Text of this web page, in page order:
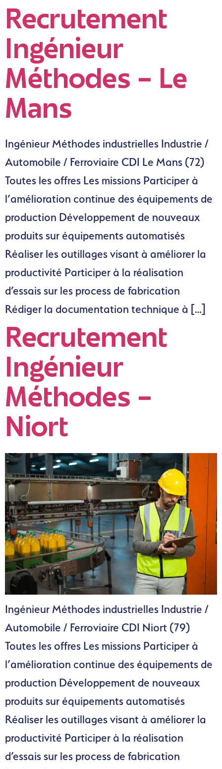
Recrutement
Ingénieur
Méthodes – Le
Mans
Ingénieur Méthodes industrielles Industrie /
Automobile / Ferroviaire CDI Le Mans (72)
Toutes les offres Les missions Participer à
l’amélioration continue des équipements de
production Développement de nouveaux
produits sur équipements automatisés
Réaliser les outillages visant à améliorer la
productivité Participer à la réalisation
d’essais sur les process de fabrication
Rédiger la documentation technique à […]
Recrutement
Ingénieur
Méthodes –
Niort
Ingénieur Méthodes industrielles Industrie /
Automobile / Ferroviaire CDI Niort (79)
Toutes les offres Les missions Participer à
l’amélioration continue des équipements de
production Développement de nouveaux
produits sur équipements automatisés
Réaliser les outillages visant à améliorer la
productivité Participer à la réalisation
d’essais sur les process de fabrication